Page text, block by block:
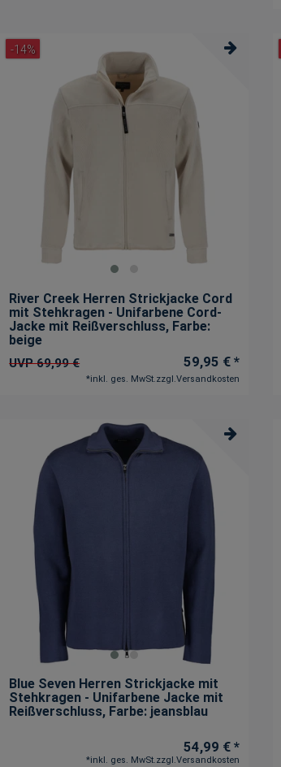
-14%
River Creek Herren Strickjacke Cord
mit Stehkragen - Unifarbene Cord-
Jacke mit Reißverschluss, Farbe:
beige
UVP 69,99 € 59,95 € *
*inkl. ges. MwSt.zzgl.Versandkosten
Blue Seven Herren Strickjacke mit
Stehkragen - Unifarbene Jacke mit
Reißverschluss, Farbe: jeansblau
54,99 € *
*inkl. ges. MwSt.zzgl.Versandkosten